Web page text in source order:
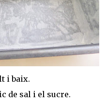
i baix.
de sal i el sucre.